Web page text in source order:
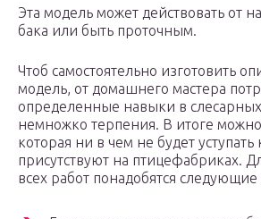
Эта модель может действовать от
бака или быть проточным.
Чтоб самостоятельно изготовить
модель, от домашнего мастера
определенные навыки в слесарных
немножко терпения. В итоге
которая ни в чем не будет уступать
присутствуют на птицефабриках.
всех работ понадобятся